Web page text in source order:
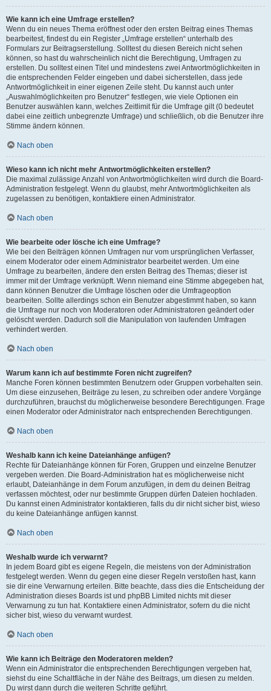
Wie kann ich eine Umfrage erstellen?
Wenn du ein neues Thema eröffnest oder den ersten Beitrag eines Themas
bearbeitest, findest du ein Register „Umfrage erstellen“ unterhalb des
Formulars zur Beitragserstellung. Solltest du diesen Bereich nicht sehen
können, so hast du wahrscheinlich nicht die Berechtigung, Umfragen zu
erstellen. Du solltest einen Titel und mindestens zwei Antwortmöglichkeiten in
die entsprechenden Felder eingeben und dabei sicherstellen, dass jede
Antwortmöglichkeit in einer eigenen Zeile steht. Du kannst auch unter
„Auswahlmöglichkeiten pro Benutzer“ festlegen, wie viele Optionen ein
Benutzer auswählen kann, welches Zeitlimit für die Umfrage gilt (0 bedeutet
dabei eine zeitlich unbegrenzte Umfrage) und schließlich, ob die Benutzer ihre
Stimme ändern können.
Nach oben
Wieso kann ich nicht mehr Antwortmöglichkeiten erstellen?
Die maximal zulässige Anzahl von Antwortmöglichkeiten wird durch die Board-
Administration festgelegt. Wenn du glaubst, mehr Antwortmöglichkeiten als
zugelassen zu benötigen, kontaktiere einen Administrator.
Nach oben
Wie bearbeite oder lösche ich eine Umfrage?
Wie bei den Beiträgen können Umfragen nur vom ursprünglichen Verfasser,
einem Moderator oder einem Administrator bearbeitet werden. Um eine
Umfrage zu bearbeiten, ändere den ersten Beitrag des Themas; dieser ist
immer mit der Umfrage verknüpft. Wenn niemand eine Stimme abgegeben hat,
dann können Benutzer die Umfrage löschen oder die Umfrageoption
bearbeiten. Sollte allerdings schon ein Benutzer abgestimmt haben, so kann
die Umfrage nur noch von Moderatoren oder Administratoren geändert oder
gelöscht werden. Dadurch soll die Manipulation von laufenden Umfragen
verhindert werden.
Nach oben
Warum kann ich auf bestimmte Foren nicht zugreifen?
Manche Foren können bestimmten Benutzern oder Gruppen vorbehalten sein.
Um diese einzusehen, Beiträge zu lesen, zu schreiben oder andere Vorgänge
durchzuführen, brauchst du möglicherweise besondere Berechtigungen. Frage
einen Moderator oder Administrator nach entsprechenden Berechtigungen.
Nach oben
Weshalb kann ich keine Dateianhänge anfügen?
Rechte für Dateianhänge können für Foren, Gruppen und einzelne Benutzer
vergeben werden. Die Board-Administration hat es möglicherweise nicht
erlaubt, Dateianhänge in dem Forum anzufügen, in dem du deinen Beitrag
verfassen möchtest, oder nur bestimmte Gruppen dürfen Dateien hochladen.
Du kannst einen Administrator kontaktieren, falls du dir nicht sicher bist, wieso
du keine Dateianhänge anfügen kannst.
Nach oben
Weshalb wurde ich verwarnt?
In jedem Board gibt es eigene Regeln, die meistens von der Administration
festgelegt werden. Wenn du gegen eine dieser Regeln verstoßen hast, kann
sie dir eine Verwarnung erteilen. Bitte beachte, dass dies die Entscheidung der
Administration dieses Boards ist und phpBB Limited nichts mit dieser
Verwarnung zu tun hat. Kontaktiere einen Administrator, sofern du die nicht
sicher bist, wieso du verwarnt wurdest.
Nach oben
Wie kann ich Beiträge den Moderatoren melden?
Wenn ein Administrator die entsprechenden Berechtigungen vergeben hat,
siehst du eine Schaltfläche in der Nähe des Beitrags, um diesen zu melden.
Du wirst dann durch die weiteren Schritte geführt.